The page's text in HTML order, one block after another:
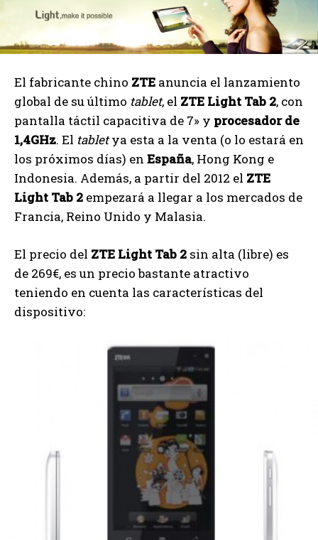
El fabricante chino ZTE anuncia el lanzamiento
global de su último tablet, el ZTE Light Tab 2, con
pantalla táctil capacitiva de 7» y procesador de
1,4GHz. El tabletya esta a la venta (o lo estará en
los próximos días) en España, Hong Kong e
Indonesia. Además, a partir del 2012 el ZTE
Light Tab 2 empezará a llegar a los mercados de
Francia, Reino Unido y Malasia.
El precio del ZTE Light Tab 2 sin alta (libre) es
de 269€, es un precio bastante atractivo
teniendo en cuenta las características del
dispositivo: